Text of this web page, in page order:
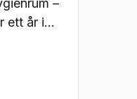
–
ett år i